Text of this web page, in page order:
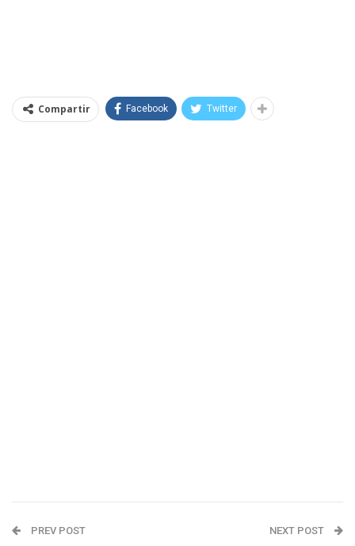
Compartir Facebook Twitter
PREV POST NEXT POST